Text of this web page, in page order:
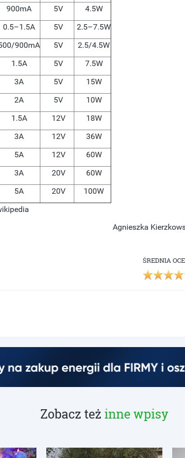
900mA 5V
4.5W
0.5–1.5A 5V 2.5–7.5W
900mA 5V
2.5/4.5W
1.5A
5V
7.5W
3A
5V 15W
2A 5V
10W
1.5A
12V
18W
3A
12V
36W
5A
12V
60W
3A
20V
60W
5A
20V
100W
Agnieszka
ŚREDNIA
Zobacz też inne wpisy